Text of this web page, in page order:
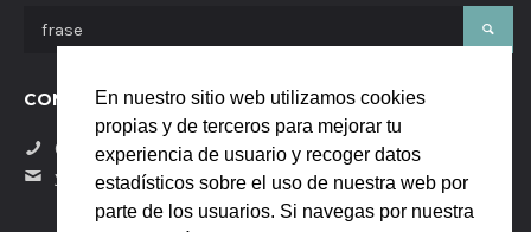
En nuestro sitio web utilizamos cookies
propias y de terceros para mejorar tu
experiencia de usuario y recoger datos
estadísticos sobre el uso de nuestra web por
parte de los usuarios. Si navegas por nuestra
CONTÁCTANOS
(+34) 684058229
yanaya.studio@gmail.com